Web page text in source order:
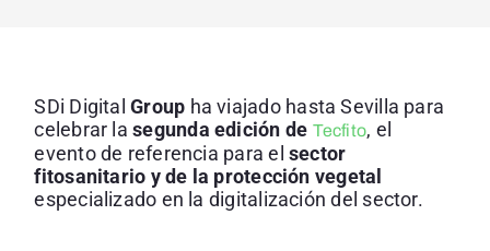
SDi Digital Group ha viajado hasta Sevilla para
celebrar lasegunda edición de Tecfito, el
evento de referencia para elsector
fitosanitario y de la protección vegetal
especializado en la digitalización del sector.